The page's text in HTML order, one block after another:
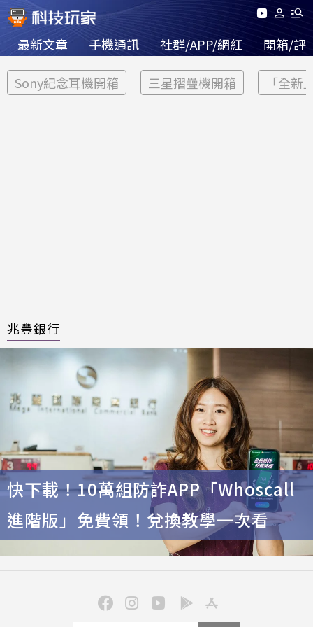
最新文章 手機通訊 社群/APP/網紅 開箱/評
Sony紀念耳機開箱 三星摺疊機開箱 「全新
兆豐銀行
快下載！10萬組防詐APP「Whoscall
進階版」免費領！兌換教學一次看